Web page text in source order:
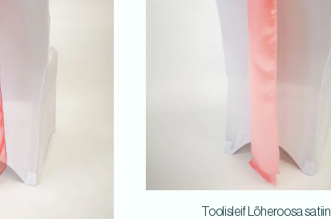
Toolisleif Lõheroosa satiin